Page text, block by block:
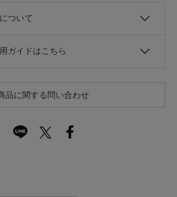
ついて
ガイドはこちら
品に関する問い合わせ